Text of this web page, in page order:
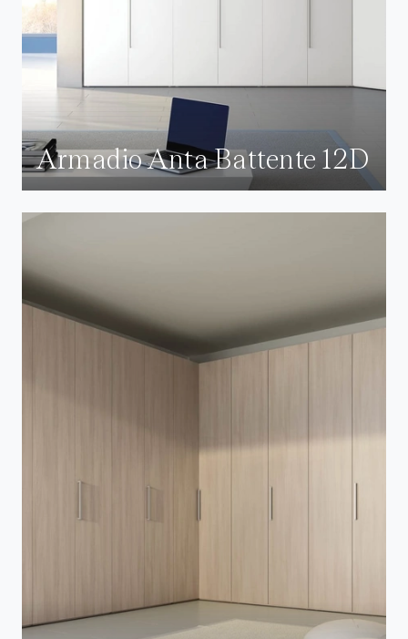
Armadio Anta Battente 12D